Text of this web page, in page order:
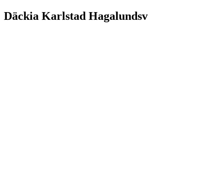
Däckia Karlstad Hagalundsv